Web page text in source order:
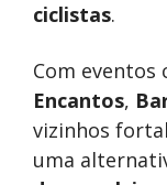
ciclistas.
Com eventos
Encantos,
vizinhos
uma